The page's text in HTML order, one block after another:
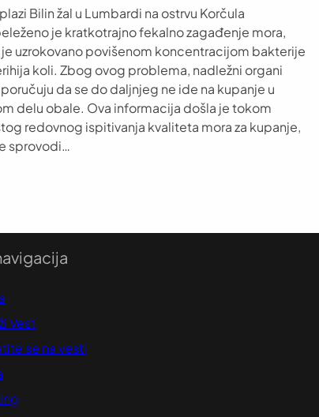
Bilin žal u Lumbardi na ostrvu Korčula
je kratkotrajno fekalno zagađenje mora,
uzrokovano povišenom koncentracijom bakterije
koli. Zbog ovog problema, nadležni organi
da se do daljnjeg ne ide na kupanje u
delu obale. Ova informacija došla je tokom
redovnog ispitivanja kvaliteta mora za kupanje,
sprovodi…
Vest
se na vesti